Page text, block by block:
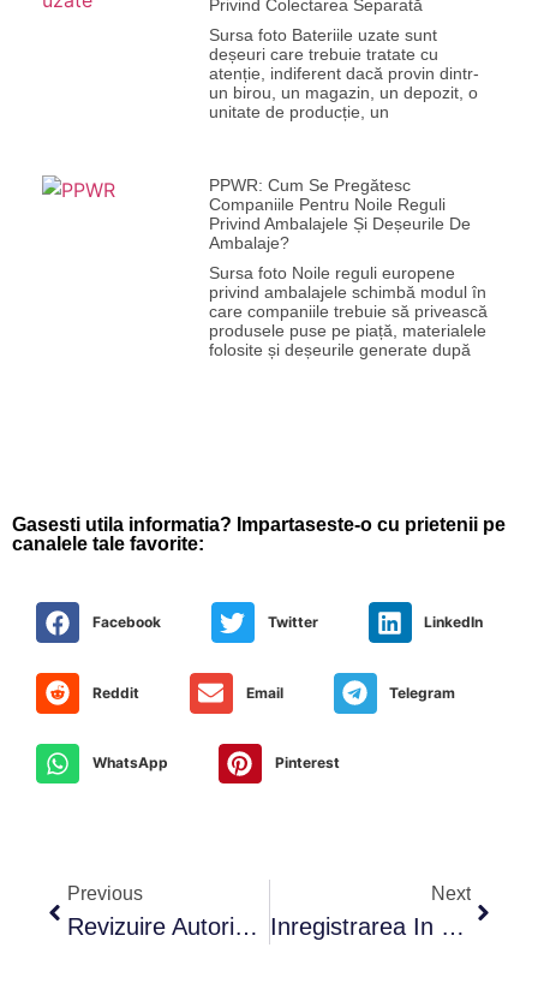
Privind Colectarea Separată
Sursa foto Bateriile uzate sunt
deșeuri care trebuie tratate cu
atenție, indiferent dacă provin dintr-
un birou, un magazin, un depozit, o
unitate de producție, un
PPWR: Cum Se Pregătesc
Companiile Pentru Noile Reguli
Privind Ambalajele Și Deșeurile De
Ambalaje?
Sursa foto Noile reguli europene
privind ambalajele schimbă modul în
care companiile trebuie să privească
produsele puse pe piață, materialele
folosite și deșeurile generate după
Gasesti utila informatia? Impartaseste-o cu prietenii pe
canalele tale favorite:
Facebook Twitter LinkedIn
Reddit Email Telegram
WhatsApp Pinterest
Previous
Revizuire Autorizatie De Mediu – Pas Cheie Pentru Afacerea Ta
Next
Inregistrarea In Sistem Garantie Returnare – O Obligatie Legala Pentru Comercianti